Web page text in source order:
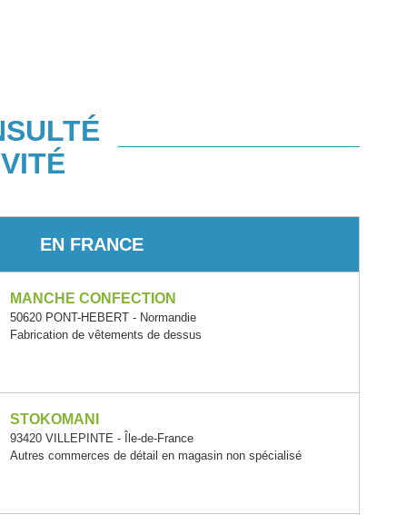
EN FRANCE
MANCHE CONFECTION
50620 PONT-HEBERT - Normandie
Fabrication de vêtements de dessus
STOKOMANI
93420 VILLEPINTE - Île-de-France
Autres commerces de détail en magasin non spécialisé